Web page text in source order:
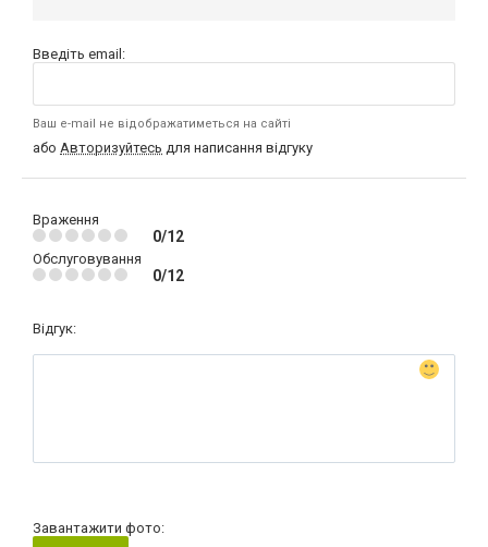
Введіть email:
Ваш e-mail не відображатиметься на сайті
або Авторизуйтесь для написання відгуку
Враження
0/12
Обслуговування
0/12
Відгук:
Завантажити фото: